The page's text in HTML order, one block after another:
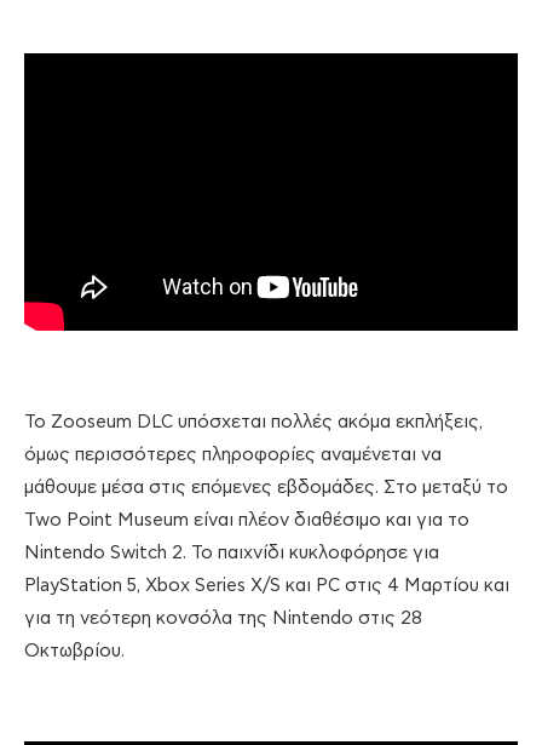
Το Zooseum DLC υπόσχεται πολλές ακόμα εκπλήξεις,
όμως περισσότερες πληροφορίες αναμένεται να
μάθουμε μέσα στις επόμενες εβδομάδες. Στο μεταξύ το
Two Point Museum είναι πλέον διαθέσιμο και για το
Nintendo Switch 2. Το παιχνίδι κυκλοφόρησε για
PlayStation 5, Xbox Series X/S και PC στις 4 Μαρτίου και
για τη νεότερη κονσόλα της Nintendo στις 28
Οκτωβρίου.